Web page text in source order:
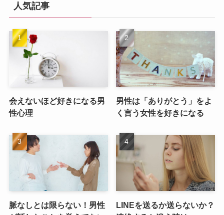
人気記事
会えないほど好きになる男
性心理
男性は「ありがとう」をよ
く言う女性を好きになる
脈なしとは限らない！男性
LINEを送るか送らないか？